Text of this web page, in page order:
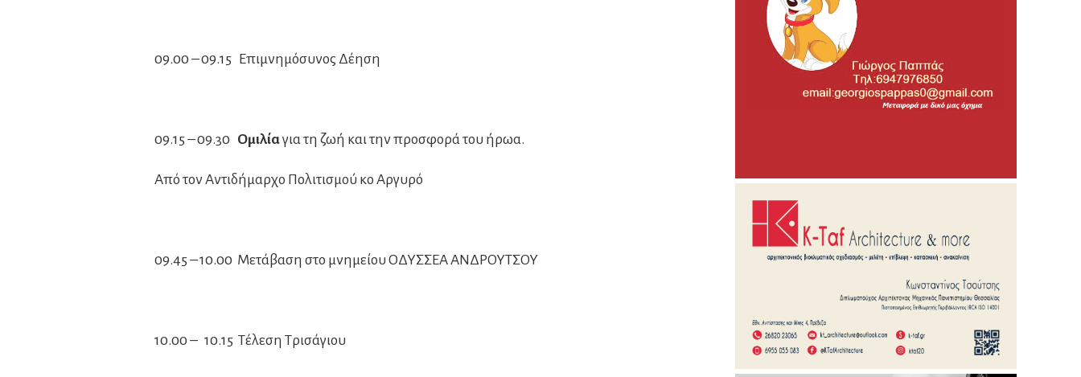
09.00 – 09.15 Επιμνημόσυνος Δέηση
09.15 – 09.30 Ομιλίαγια τη ζωή και την προσφορά του ήρωα.
Από τον Αντιδήμαρχο Πολιτισμού κο Αργυρό
09.45 – 10.00 Μετάβαση στο μνημείου ΟΔΥΣΣΕΑ ΑΝΔΡΟΥΤΣΟΥ
10.00 – 10.15 Τέλεση Τρισάγιου